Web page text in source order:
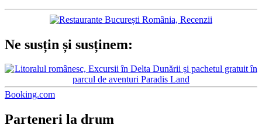
Ne susțin și susținem:
Booking.com
Parteneri la drum